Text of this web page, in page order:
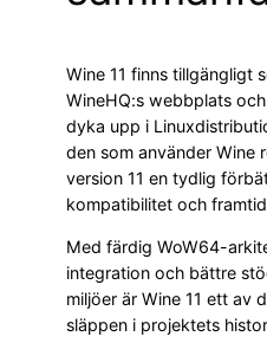
Wine 11 finns tillgängligt
WineHQ:s webbplats
dyka upp i
den som använder Wine
version 11 en tydlig
kompatibilitet och
Med färdig WoW64-
integration och bättre
miljöer är Wine 11 ett av
släppen i projektets